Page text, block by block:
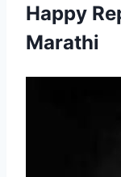
Happy
Marathi